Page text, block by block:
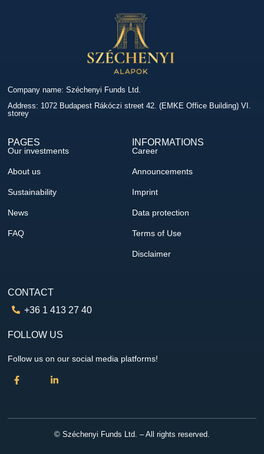
Company name: Széchenyi Funds Ltd.
Address: 1072 Budapest Rákóczi street 42. (EMKE Office Building) VI.
storey
PAGES
Our investments
About us
Sustainability
News
FAQ
INFORMATIONS
Career
Announcements
Imprint
Data protection
Terms of Use
Disclaimer
CONTACT
+36 1 413 27 40
FOLLOW US
Follow us on our social media platforms!
© Széchenyi Funds Ltd. – All rights reserved.